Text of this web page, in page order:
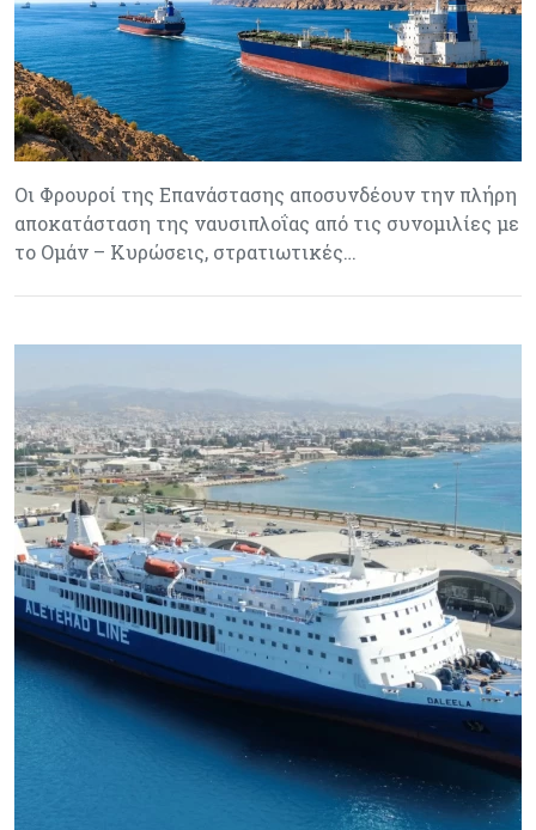
Οι Φρουροί της Επανάστασης αποσυνδέουν την πλήρη
αποκατάσταση της ναυσιπλοΐας από τις συνομιλίες με
το Ομάν – Κυρώσεις, στρατιωτικές…